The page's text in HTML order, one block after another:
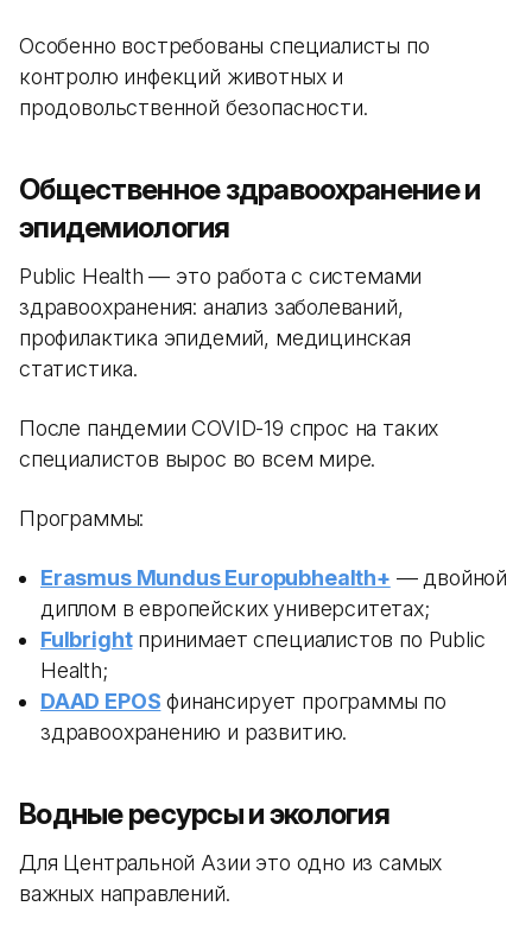
Особенно востребованы специалисты по
контролю инфекций животных и
продовольственной безопасности.
Общественное здравоохранение и
эпидемиология
Public Health — это работа с системами
здравоохранения: анализ заболеваний,
профилактика эпидемий, медицинская
статистика.
После пандемии COVID-19 спрос на таких
специалистов вырос во всем мире.
Программы:
Erasmus Mundus Europubhealth+ — двойной
диплом в европейских университетах;
Fulbrightпринимает специалистов по Public
Health;
DAAD EPOS финансирует программы по
здравоохранению и развитию.
Водные ресурсы и экология
Для Центральной Азии это одно из самых
важных направлений.